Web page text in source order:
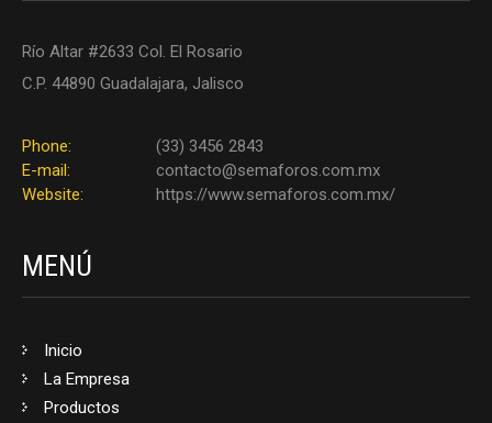
Río Altar #2633 Col. El Rosario
C.P. 44890 Guadalajara, Jalisco
Phone:
(33) 3456 2843
E-mail:
contacto@semaforos.com.mx
Website:
https://www.semaforos.com.mx/
MENÚ
Inicio
La Empresa
Productos